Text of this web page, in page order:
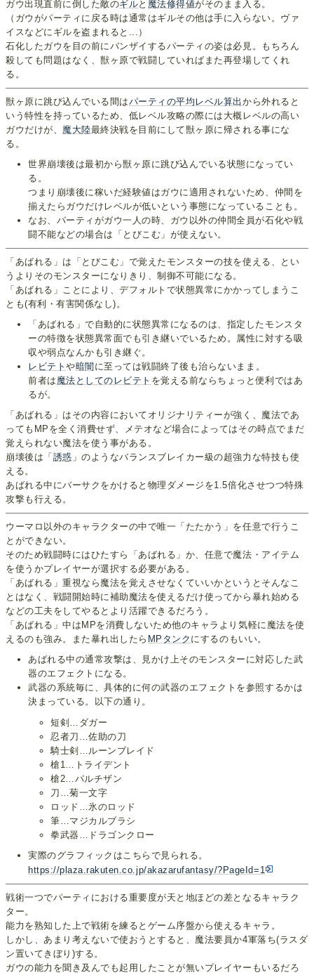
ガウ出現直前に倒した敵のギルと 魔法修得値がそのまま入る。
（ガウがパーティに戻る時は通常はギルその他は手に入らない。ヴァ
イスなどにギルを盗まれると...）
石化したガウを目の前にバンザイするパーティの姿は必見。もちろん
殺しても問題はなく、獣ヶ原で戦闘していればまた再登場してくれ
る。
獣ヶ原に跳び込んでいる間はパーティの平均レベル算出から外れると
いう特性を持っているため、低レベル攻略の際には大概レベルの高い
ガウだけが、 魔大陸最終決戦を目前にして獣ヶ原に帰される事にな
る。
世界崩壊後は最初から獣ヶ原に跳び込んでいる状態になってい
る。
つまり崩壊後に稼いだ経験値はガウに適用されないため、仲間を
揃えたらガウだけレベルが低いという事態になっていることも。
なお、パーティがガウ一人の時、ガウ以外の仲間全員が石化や戦
闘不能などの場合は「とびこむ」が使えない。
「あばれる」は「とびこむ」で覚えたモンスターの技を使える、とい
うよりそのモンスターになりきり、制御不可能になる。
「あばれる」ことにより、デフォルトで状態異常にかかってしまうこ
とも(有利・有害関係なし)。
「あばれる」で自動的に状態異常になるのは、指定したモンスタ
ーの特徴を状態異常面でも引き継いでいるため。属性に対する吸
収や弱点なんかも引き継ぐ。
レビテトや暗闇 に至っては戦闘終了後も治らないまま。
前者は 魔法としてのレビテト を覚える前ならちょっと便利ではあ
るが。
「あばれる」はその内容においてオリジナリティーが強く、魔法であ
ってもMPを全く消費せず、メテオなど場合によってはその時点でまだ
覚えられない魔法を使う事がある。
崩壊後は「 誘惑 」のようなバランスブレイカー級の超強力な特技も使
える。
あばれる中にバーサクをかけると物理ダメージを1.5倍化させつつ特殊
攻撃も行える。
ウーマロ以外のキャラクターの中で唯一「たたかう」を任意で行うこ
とができない。
そのため戦闘時にはひたすら「あばれる」か、任意で魔法・アイテム
を使うかプレイヤーが選択する必要がある。
「あばれる」重視なら魔法を覚えさせなくていいかというとそんなこ
とはなく、戦闘開始時に補助魔法を使えるだけ使ってから暴れ始める
などの工夫をしてやるとより活躍できるだろう。
「あばれる」中はMPを消費しないため他のキャラより気軽に魔法を使
えるのも強み。また暴れ出したら MPタンク にするのもいい。
あばれる中の通常攻撃は、見かけ上そのモンスターに対応した武
器のエフェクトになる。
武器の系統毎に、具体的に何の武器のエフェクトを参照するかは
決まっている。以下の通り。
短剣…ダガー
忍者刀…佐助の刀
騎士剣…ルーンブレイド
槍1…トライデント
槍2…パルチザン
刀…菊一文字
ロッド…氷のロッド
筆…マジカルブラシ
拳武器…ドラゴンクロー
実際のグラフィックはこちらで見られる。
https://plaza.rakuten.co.jp/akazarufantasy/?PageId=1
戦術一つでパーティにおける重要度が天と地ほどの差となるキャラク
ター。
能力を熟知した上で戦術を練るとゲーム序盤から使えるキャラ。
しかし、あまり考えないで使おうとすると、魔法要員か4軍落ち(ラスダ
ン置いてきぼり)する。
ガウの能力を聞き及んでも起用したことが無いプレイヤーもいるだろ